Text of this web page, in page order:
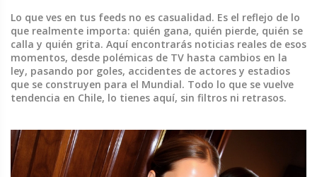
Lo que ves en tus feeds no es casualidad. Es el reflejo de lo
que realmente importa: quién gana, quién pierde, quién se
calla y quién grita. Aquí encontrarás noticias reales de esos
momentos, desde polémicas de TV hasta cambios en la
ley, pasando por goles, accidentes de actores y estadios
que se construyen para el Mundial. Todo lo que se vuelve
tendencia en Chile, lo tienes aquí, sin filtros ni retrasos.